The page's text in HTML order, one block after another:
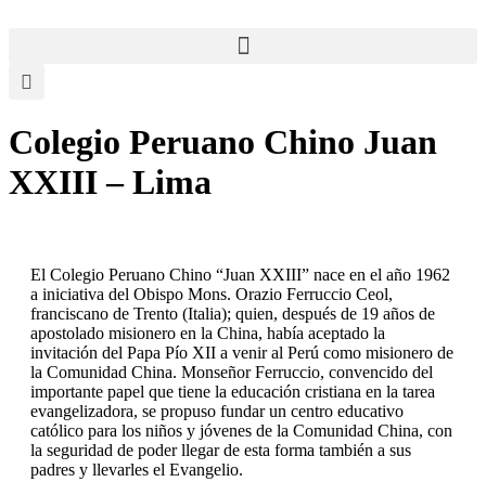
Colegio Peruano Chino Juan
XXIII – Lima
El Colegio Peruano Chino “Juan XXIII” nace en el año 1962
a iniciativa del Obispo Mons. Orazio Ferruccio Ceol,
franciscano de Trento (Italia); quien, después de 19 años de
apostolado misionero en la China, había aceptado la
invitación del Papa Pío XII a venir al Perú como misionero de
la Comunidad China. Monseñor Ferruccio, convencido del
importante papel que tiene la educación cristiana en la tarea
evangelizadora, se propuso fundar un centro educativo
católico para los niños y jóvenes de la Comunidad China, con
la seguridad de poder llegar de esta forma también a sus
padres y llevarles el Evangelio.